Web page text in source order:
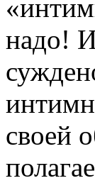
надо!
своей